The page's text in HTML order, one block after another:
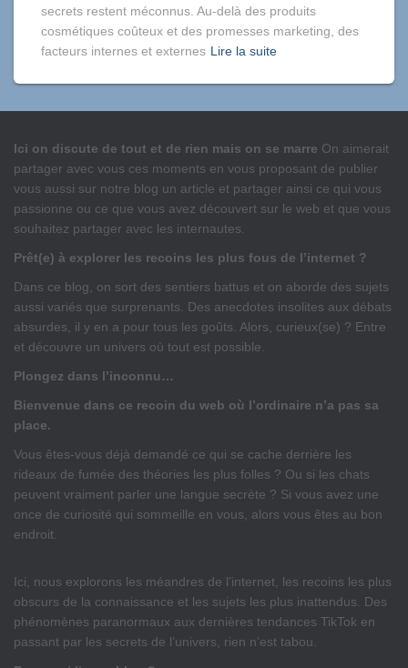
secrets restent méconnus. Au-delà des produits
cosmétiques coûteux et des promesses marketing, des
facteurs internes et externes Lire la suite
Ici on discute de tout et de rien mais on se marre On aimerait
partager avec vous ces moments en vous proposant de publier
vous aussi sur notre blog un article et partager ainsi ce qui vous
passionne ou ce que vous avez découvert sur le web et que vous
souhaitez partager avec les internautes.
Prêt(e) à explorer les recoins les plus fous de l’internet ?
Dans ce blog, on sort des sentiers battus et on aborde des sujets
aussi variés que surprenants. Des anecdotes insolites aux débats
absurdes, il y en a pour tous les goûts. Alors, curieux(se) ? Entre
et découvre un univers où tout est possible.
Plongez dans l’inconnu…
Bienvenue dans ce recoin du web où l’ordinaire n’a pas sa
place.
Vous êtes-vous déjà demandé ce qui se cache derrière les
rideaux de fumée des théories les plus folles ? Ou si les chats
peuvent vraiment parler une langue secrète ? Si vous avez une
once de curiosité qui sommeille en vous, alors vous êtes au bon
endroit.
Ici, nous explorons les méandres de l’internet, les recoins les plus
obscurs de la connaissance et les sujets les plus inattendus. Des
phénomènes paranormaux aux dernières tendances TikTok en
passant par les secrets de l’univers, rien n’est tabou.